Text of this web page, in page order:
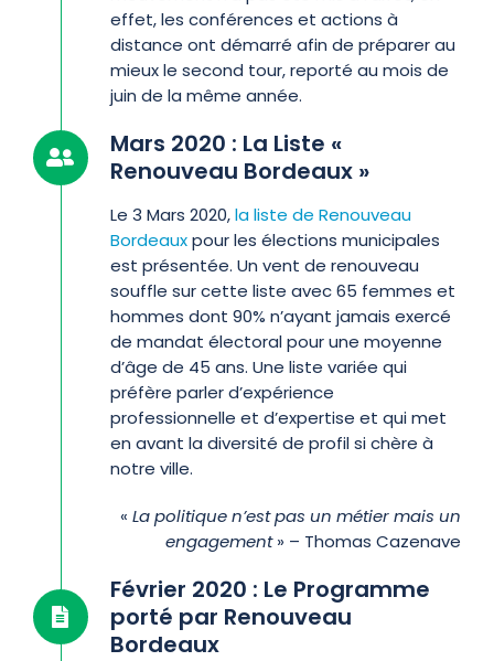
effet, les conférences et actions à
distance ont démarré afin de préparer au
mieux le second tour, reporté au mois de
juin de la même année.
Mars 2020 : La Liste «
Renouveau Bordeaux »
Le 3 Mars 2020,la liste de Renouveau
Bordeauxpour les élections municipales
est présentée. Un vent de renouveau
souffle sur cette liste avec 65 femmes et
hommes dont 90% n’ayant jamais exercé
de mandat électoral pour une moyenne
d’âge de 45 ans. Une liste variée qui
préfère parler d’expérience
professionnelle et d’expertise et qui met
en avant la diversité de profil si chère à
notre ville.
«La politique n’est pas un métier mais un
engagement» – Thomas Cazenave
Février 2020 : Le Programme
porté par Renouveau
Bordeaux